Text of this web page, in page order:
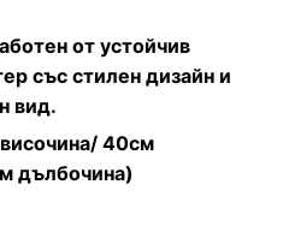
от устойчив
със стилен дизайн и
вид.
40см
дълбочина)